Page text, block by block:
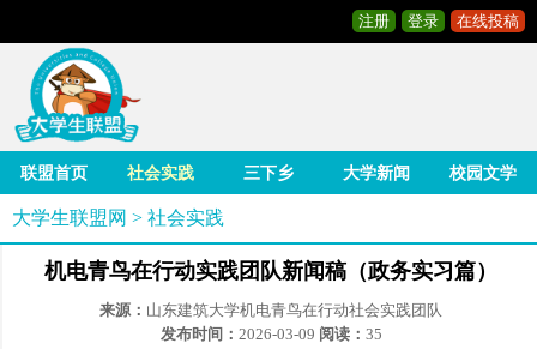
注册 登录 在线投稿
联盟首页 社会实践 三下乡 大学新闻 校园文学
大学生联盟网 > 社会实践
机电青鸟在行动实践团队新闻稿（政务实习篇）
来源： 山东建筑大学机电青鸟在行动社会实践团队
发布时间： 2026-03-09 阅读： 35